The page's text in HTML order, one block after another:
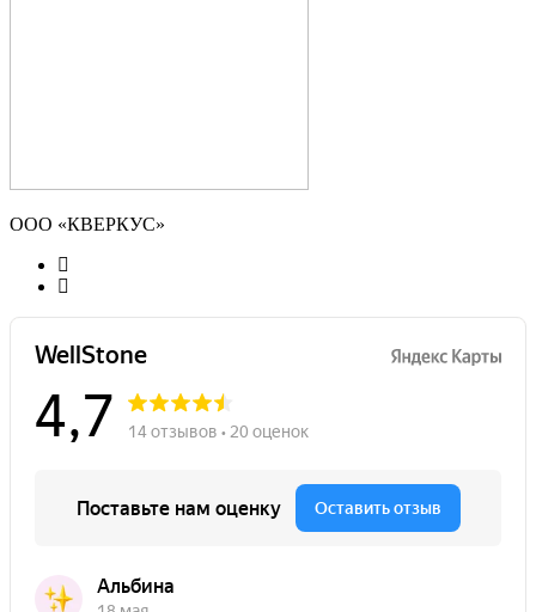
ООО «КВЕРКУС»